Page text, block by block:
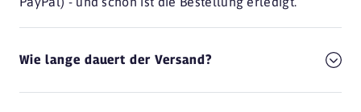
Wie lange dauert der Versand?